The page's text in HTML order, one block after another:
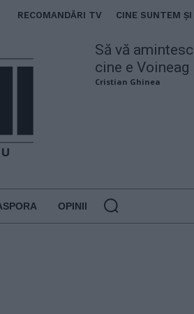
RECOMANDĂRI TV CINE SUNTEM ȘI
Să vă amintesc
cine e Voineag
Cristian Ghinea
OPINII